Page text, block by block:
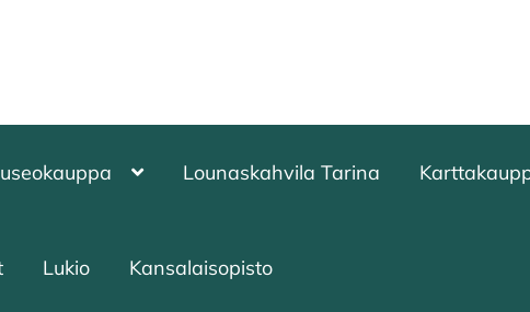
Lounaskahvila Tarina
Lukio Kansalaisopisto